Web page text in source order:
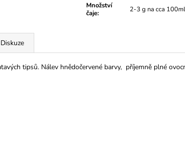
Množství
čaje: 2-3 g na cca 100ml
Diskuze
tipsů. Nálev hnědočervené barvy, příjemně plné